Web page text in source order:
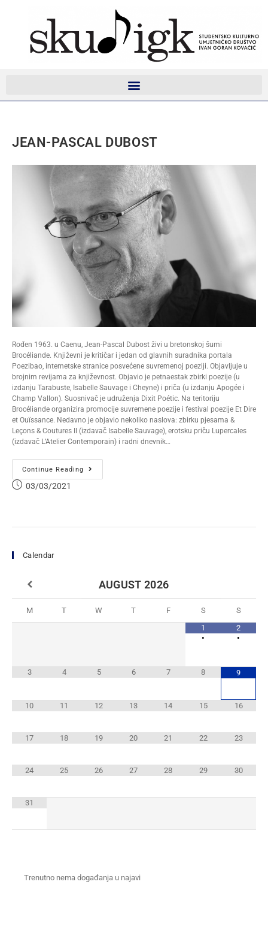
JEAN-PASCAL DUBOST
Rođen 1963. u Caenu, Jean-Pascal Dubost živi u bretonskoj šumi
Brocéliande. Književni je kritičar i jedan od glavnih suradnika portala
Poezibao, internetske stranice posvećene suvremenoj poeziji. Objavljuje u
brojnim revijama za književnost. Objavio je petnaestak zbirki poezije (u
izdanju Tarabuste, Isabelle Sauvage i Cheyne) i priča (u izdanju Apogée i
Champ Vallon). Suosnivač je udruženja Dixit Poétic. Na teritoriju
Brocéliande organizira promocije suvremene poezije i festival poezije Et Dire
et Ouïssance. Nedavno je objavio nekoliko naslova: zbirku pjesama &
Leçons & Coutures II (izdavač Isabelle Sauvage), erotsku priču Lupercales
(izdavač L’Atelier Contemporain) i radni dnevnik…
Continue Reading
03/03/2021
Calendar
AUGUST 2026
M T W T F S
S
1
•
2
•
3 4 5 6 7 8 9
10 11 12 13 14 15 16
17 18 19 20 21 22 23
24 25 26 27 28 29 30
31
Trenutno nema događanja u najavi